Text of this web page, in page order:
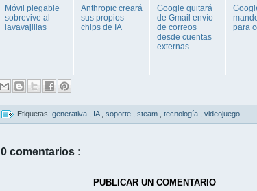
Móvil plegable
sobrevive al
lavavajillas
Anthropic creará
sus propios
chips de IA
Google quitará
de Gmail envío
de correos
desde cuentas
externas
para
Etiquetas: generativa IA soporte steam tecnología videojuego
0 comentarios :
PUBLICAR UN COMENTARIO